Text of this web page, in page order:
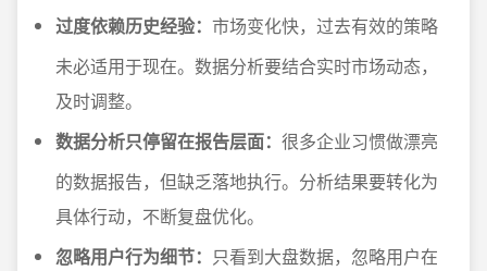
过度依赖历史经验： 市场变化快，过去有效的策略
未必适用于现在。数据分析要结合实时市场动态，
及时调整。
数据分析只停留在报告层面： 很多企业习惯做漂亮
的数据报告，但缺乏落地执行。分析结果要转化为
具体行动，不断复盘优化。
忽略用户行为细节： 只看到大盘数据，忽略用户在